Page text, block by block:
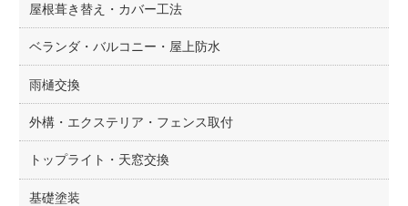
屋根葺き替え・カバー工法
ベランダ・バルコニー・屋上防水
雨樋交換
外構・エクステリア・フェンス取付
トップライト・天窓交換
基礎塗装